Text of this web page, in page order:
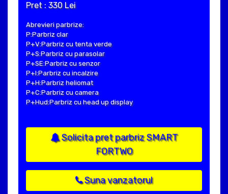
Pret : 330 Lei
Abrevieri parbrize:
P:Parbriz clar
P+V:Parbriz cu tenta verde
P+S:Parbriz cu parasolar
P+SE:Parbriz cu senzor
P+I:Parbriz cu incalzire
P+H:Parbriz heliomat
P+C:Parbriz cu camera
P+Hud:Parbriz cu head up display
Solicita pret parbriz SMART
FORTWO
Suna vanzatorul